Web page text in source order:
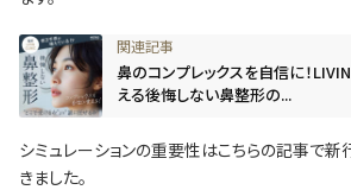
鼻のコンプレックスを自信に！
える後悔しない鼻整形の...
シミュレーションの重要性はこちらの記事で
きました。